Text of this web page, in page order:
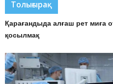
Толығырақ
Қарағандыда алғаш рет миға
қосылмақ